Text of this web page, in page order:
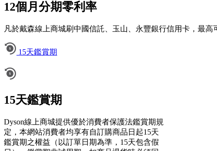
12個月分期零利率
凡於戴森線上商城刷中國信託、玉山、永豐銀行信用卡，最高
15天鑑賞期
15天鑑賞期
Dyson線上商城提供優於消費者保護法鑑賞期規
定，本網站消費者均享有自訂購商品日起15天
鑑賞期之權益（以訂單日期為準，15天包含假